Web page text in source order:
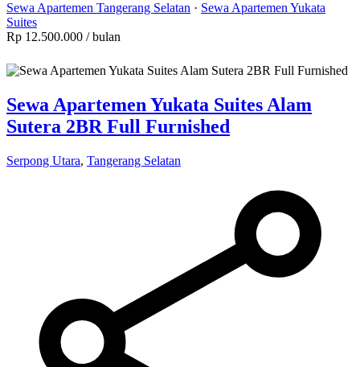
Sewa Apartemen Tangerang Selatan · Sewa Apartemen Yukata
Suites
Rp 12.500.000 / bulan
Sewa Apartemen Yukata Suites Alam
Sutera 2BR Full Furnished
Serpong Utara, Tangerang Selatan